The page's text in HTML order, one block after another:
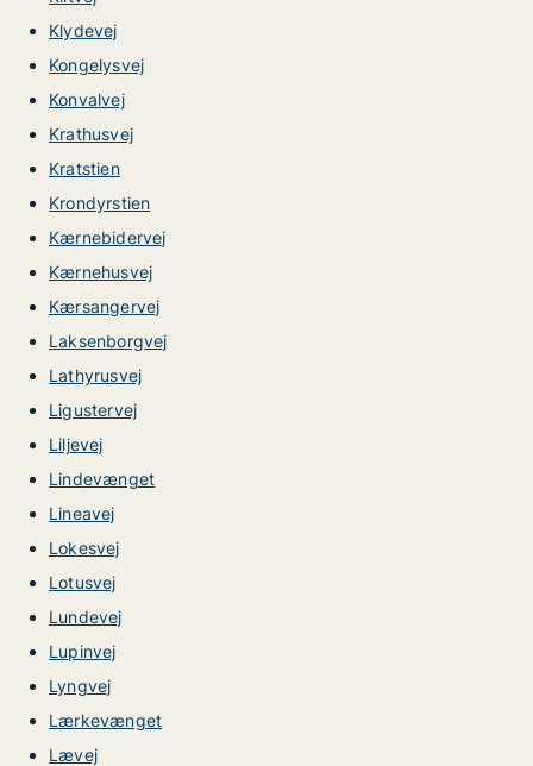
Klydevej
Kongelysvej
Konvalvej
Krathusvej
Kratstien
Krondyrstien
Kærnebidervej
Kærnehusvej
Kærsangervej
Laksenborgvej
Lathyrusvej
Ligustervej
Liljevej
Lindevænget
Lineavej
Lokesvej
Lotusvej
Lundevej
Lupinvej
Lyngvej
Lærkevænget
Lævej